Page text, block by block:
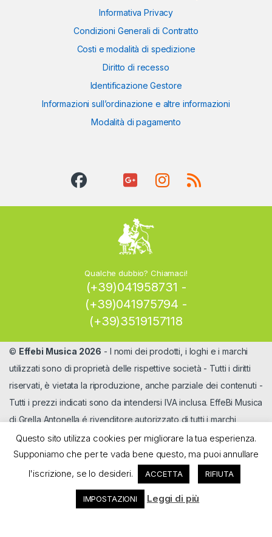
Informativa Privacy
Condizioni Generali di Contratto
Costi e modalità di spedizione
Diritto di recesso
Identificazione Gestore
Informazioni sull’ordinazione e altre informazioni
Modalità di pagamento
Qualche dubbio? Chiamaci!
(+39)041958731 -
(+39)041975794 -
(+39)3519157118
© Effebi Musica 2026 - I nomi dei prodotti, i loghi e i marchi
utilizzati sono di proprietà delle rispettive società - Tutti i diritti
riservati, è vietata la riproduzione, anche parziale dei contenuti -
Tutti i prezzi indicati sono da intendersi IVA inclusa. EffeBi Musica
di Grella Antonella é rivenditore autorizzato di tutti i marchi
Questo sito utilizza cookies per migliorare la tua esperienza.
Supponiamo che per te vada bene questo, ma puoi annullare
l'iscrizione, se lo desideri.
ACCETTA RIFIUTA
IMPOSTAZIONI Leggi di più